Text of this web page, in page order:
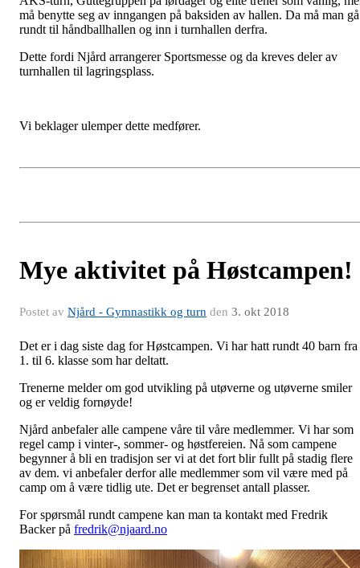
må benytte seg av inngangen på baksiden av hallen. Da må man gå
rundt til håndballhallen og inn i turnhallen derfra.
Dette fordi Njård arrangerer Sportsmesse og da kreves deler av
turnhallen til lagringsplass.
Vi beklager ulemper dette medfører.
Mye aktivitet på Høstcampen!
Postet av Njård - Gymnastikk og turn den 3. okt 2018
Det er i dag siste dag for Høstcampen. Vi har hatt rundt 40 barn fra
1. til 6. klasse som har deltatt.
Trenerne melder om god utvikling på utøverne og utøverne smiler
og er veldig fornøyde!
Njård anbefaler alle campene våre til våre medlemmer. Vi har som
regel camp i vinter-, sommer- og høstfereien. Nå som campene
begynner å bli en tradisjon ser vi at det fort blir fullt på stadig flere
av dem. vi anbefaler derfor alle medlemmer som vil være med på
camp om å være tidlig ute. Det er begrenset antall plasser.
For spørsmål rundt campene kan man ta kontakt med Fredrik
Backer på fredrik@njaard.no